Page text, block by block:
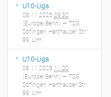
U10-Liga
08.11.2026 09:30
(Europe/Berlin) — TSG
Söflingen, Harthauser Str.
99, Ulm
U10-Liga
08.11.2026 11:00
(Europe/Berlin) — TSG
Söflingen, Harthauser Str.
99, Ulm